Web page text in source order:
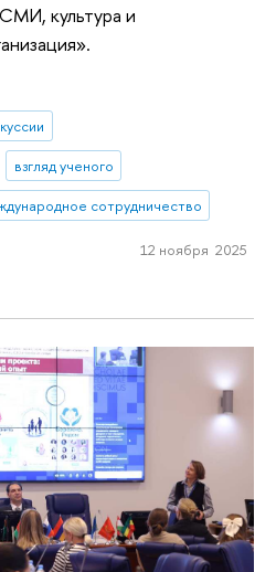
культура и
взгляд ученого
сотрудничество
12 ноября 2025